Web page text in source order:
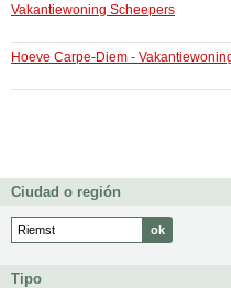
Vakantiewoning Scheepers
Hoeve Carpe-Diem -
Ciudad o región
Tipo